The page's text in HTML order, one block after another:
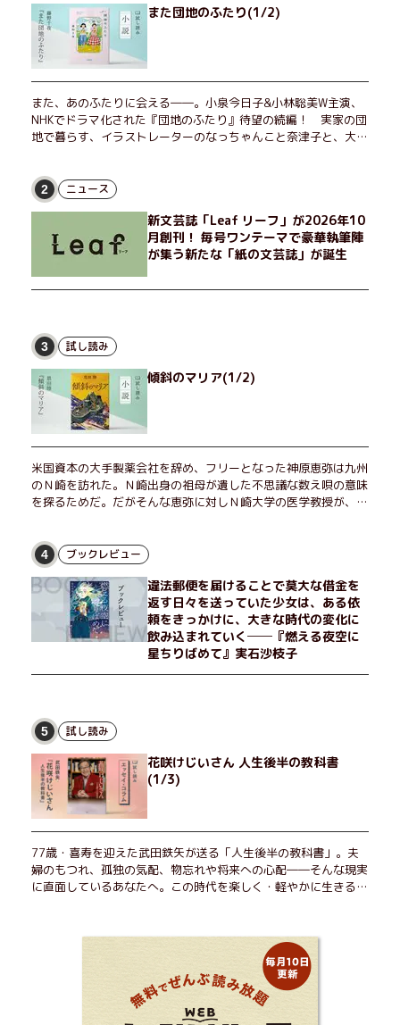
また団地のふたり(1/2)
また、あのふたりに会える――。小泉今日子&小林聡美W主演、
NHKでドラマ化された『団地のふたり』待望の続編！ 実家の団
地で暮らす、イラストレーターのなっちゃんこと奈津子と、大学
げたり、部屋でふたりだけの「台湾映画祭」を催したり。50代
独身、幼なじみの変わらぬ友情とささやかな幸せの日々を描く。
2 ニュース
新文芸誌「Leaf リーフ」が2026年10
月創刊！ 毎号ワンテーマで豪華執筆陣
が集う新たな「紙の文芸誌」が誕生
3 試し読み
傾斜のマリア(1/2)
米国資本の大手製薬会社を辞め、フリーとなった神原恵弥は九州
のＮ崎を訪れた。Ｎ崎出身の祖母が遺した不思議な数え唄の意味
を探るためだ。だがそんな恵弥に対しＮ崎大学の医学教授が、米
恵弥は、まるで影のような存在の博士とまみえることはできるの
か？ そして、唄の歌詞「かたむくマリア」に込められた秘密と
は？ 謎めいたラストが鮮烈な余韻を残すシリーズ第四作！
4 ブックレビュー
違法郵便を届けることで莫大な借金を
返す日々を送っていた少女は、ある依
頼をきっかけに、大きな時代の変化に
飲み込まれていく──『燃える夜空に
星ちりばめて』実石沙枝子
5 試し読み
花咲けじいさん 人生後半の教科書
(1/3)
77歳・喜寿を迎えた武田鉄矢が送る「人生後半の教科書」。夫
婦のもつれ、孤独の気配、物忘れや将来への心配――そんな現実
に直面しているあなたへ。この時代を楽しく・軽やかに生きるヒ
ら！ 読むだけで前向きになれる一冊。